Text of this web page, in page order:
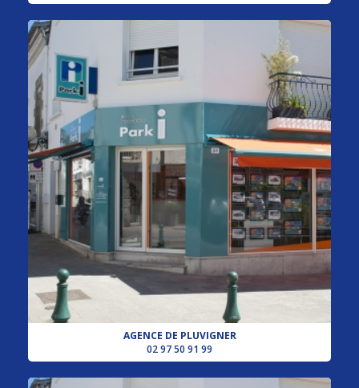
AGENCE DE PLUVIGNER
02 97 50 91 99